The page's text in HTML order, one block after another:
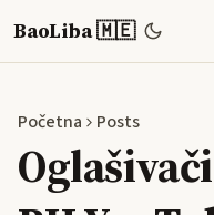
BaoLiba 🇲🇪
Početna Posts